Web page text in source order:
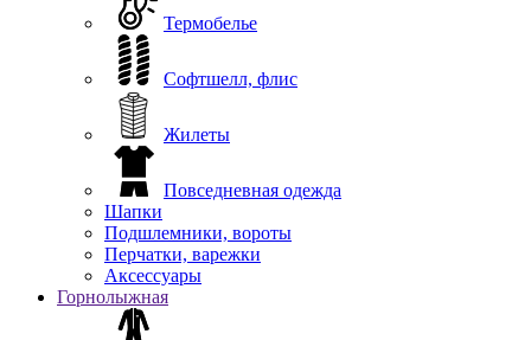
Термобелье
Софтшелл, флис
Жилеты
Повседневная одежда
Шапки
Подшлемники, вороты
Перчатки, варежки
Аксессуары
Горнолыжная